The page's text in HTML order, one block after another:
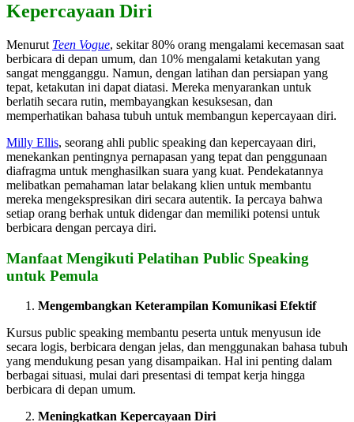
Kepercayaan Diri
Menurut Teen Vogue, sekitar 80% orang mengalami kecemasan saat
berbicara di depan umum, dan 10% mengalami ketakutan yang
sangat mengganggu. Namun, dengan latihan dan persiapan yang
tepat, ketakutan ini dapat diatasi. Mereka menyarankan untuk
berlatih secara rutin, membayangkan kesuksesan, dan
memperhatikan bahasa tubuh untuk membangun kepercayaan diri.
Milly Ellis, seorang ahli public speaking dan kepercayaan diri,
menekankan pentingnya pernapasan yang tepat dan penggunaan
diafragma untuk menghasilkan suara yang kuat. Pendekatannya
melibatkan pemahaman latar belakang klien untuk membantu
mereka mengekspresikan diri secara autentik. Ia percaya bahwa
setiap orang berhak untuk didengar dan memiliki potensi untuk
berbicara dengan percaya diri.
Manfaat Mengikuti Pelatihan Public Speaking
untuk Pemula
Mengembangkan Keterampilan Komunikasi Efektif
Kursus public speaking membantu peserta untuk menyusun ide
secara logis, berbicara dengan jelas, dan menggunakan bahasa tubuh
yang mendukung pesan yang disampaikan. Hal ini penting dalam
berbagai situasi, mulai dari presentasi di tempat kerja hingga
berbicara di depan umum.
Meningkatkan Kepercayaan Diri